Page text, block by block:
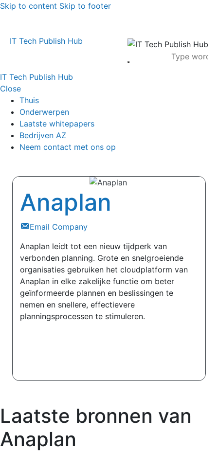
Skip to content Skip to footer
IT Tech Publish Hub
IT Tech Publish Hub
Close
Thuis
Onderwerpen
Laatste whitepapers
Bedrijven AZ
Neem contact met ons op
Anaplan
Email Company
Anaplan leidt tot een nieuw tijdperk van
verbonden planning. Grote en snelgroeiende
organisaties gebruiken het cloudplatform van
Anaplan in elke zakelijke functie om beter
geïnformeerde plannen en beslissingen te
nemen en snellere, effectievere
planningsprocessen te stimuleren.
Laatste bronnen van
Anaplan